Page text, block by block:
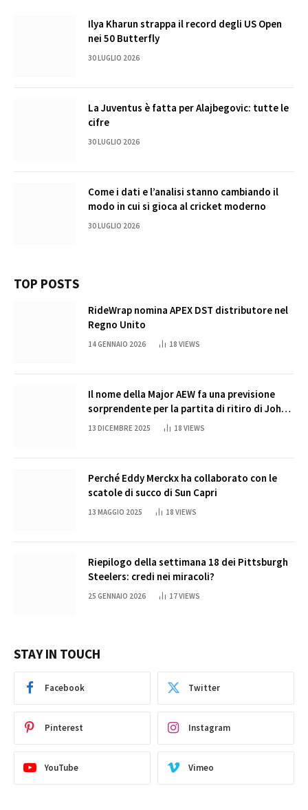
Ilya Kharun strappa il record degli US Open
nei 50 Butterfly
30 LUGLIO 2026
La Juventus è fatta per Alajbegovic: tutte le
cifre
30 LUGLIO 2026
Come i dati e l’analisi stanno cambiando il
modo in cui si gioca al cricket moderno
30 LUGLIO 2026
TOP POSTS
RideWrap nomina APEX DST distributore nel
Regno Unito
14 GENNAIO 2026 18 VIEWS
Il nome della Major AEW fa una previsione
sorprendente per la partita di ritiro di John
Cena
13 DICEMBRE 2025 18 VIEWS
Perché Eddy Merckx ha collaborato con le
scatole di succo di Sun Capri
13 MAGGIO 2025 18 VIEWS
Riepilogo della settimana 18 dei Pittsburgh
Steelers: credi nei miracoli?
25 GENNAIO 2026 17VIEWS
STAY IN TOUCH
Facebook Twitter
Pinterest Instagram
YouTube Vimeo